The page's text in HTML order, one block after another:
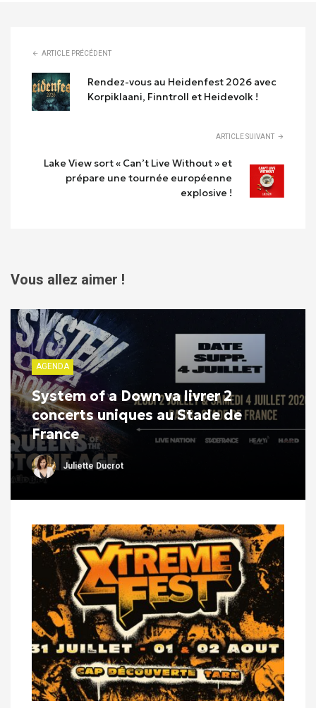
ARTICLE PRÉCÉDENT
Rendez-vous au Heidenfest 2026 avec
Korpiklaani, Finntroll et Heidevolk !
ARTICLE SUIVANT
Lake View sort « Can’t Live Without » et
prépare une tournée européenne
explosive !
Vous allez aimer !
AGENDA
System of a Down va livrer 2
concerts uniques au Stade de
France
Juliette Ducrot